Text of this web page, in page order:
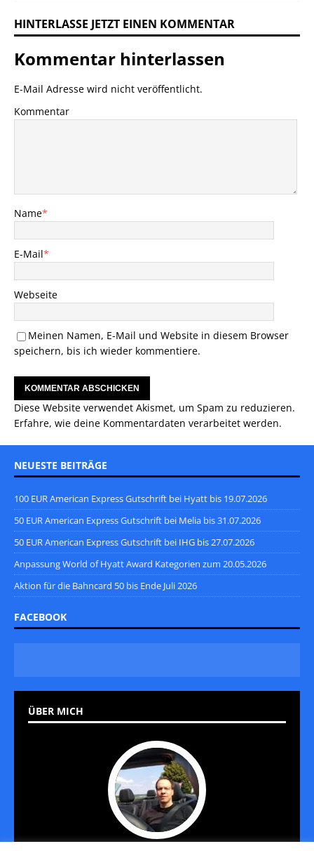
HINTERLASSE JETZT EINEN KOMMENTAR
Kommentar hinterlassen
E-Mail Adresse wird nicht veröffentlicht.
Kommentar
Name*
E-Mail*
Webseite
Meinen Namen, E-Mail und Website in diesem Browser
speichern, bis ich wieder kommentiere.
Diese Website verwendet Akismet, um Spam zu reduzieren.
Erfahre, wie deine Kommentardaten verarbeitet werden.
NEUESTE BEITRÄGE
100 EUR American Express Gutschrift bei Hyatt bis 19.07.2026
50 EUR American Express Gutschrift bei Melia bis 31.07.2026
50 EUR American Express Gutschrift bei IHG bis 27.07.2026
Anpassung World of Hyatt Award Kategorien zum 20.05.2026
Aktion für die Bahncard 50 bis Ende Juli 2026
FACEBOOK
ÜBER MICH